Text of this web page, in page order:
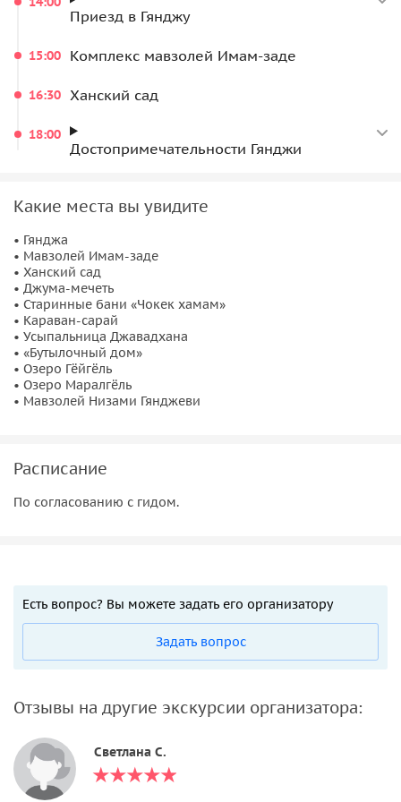
фейерверком ярких красок природы. От этого озера веет
покоем, возле него хочется остаться, гулять и встречать
рассветы на его берегу. Ещё совсем недавно проход к
Вдоволь полюбовавшись красотой озера Гёйгёль, мы
отправимся на ещё одно красивейшее
озеро — Маралгёль .
Признаться честно, второе озеро меня покорило даже
станут настоящей «жемчужиной» вашей личной фото-
коллекции.
На выезде из Гянджи сделаем остановку и посетим
мавзолей Низами Гянджеви
мавзолеев Азербайджана, посвящённый нашему великому
поэту.
Приезд в Гянджу
15:00 Комплекс мавзолей Имам-заде
16:30 Ханский сад
18:00
Достопримечательности Гянджи
Какие места вы увидите
• Гянджа
• Мавзолей Имам-заде
• Ханский сад
• Джума-мечеть
• Старинные бани «Чокек хамам»
• Караван-сарай
• Усыпальница Джавадхана
• «Бутылочный дом»
• Озеро Гёйгёль
• Озеро Маралгёль
• Мавзолей Низами Гянджеви
Расписание
По согласованию с гидом.
Есть вопрос? Вы можете задать его организатору
Задать вопрос
Отзывы на другие экскурсии организатора:
Светлана С.